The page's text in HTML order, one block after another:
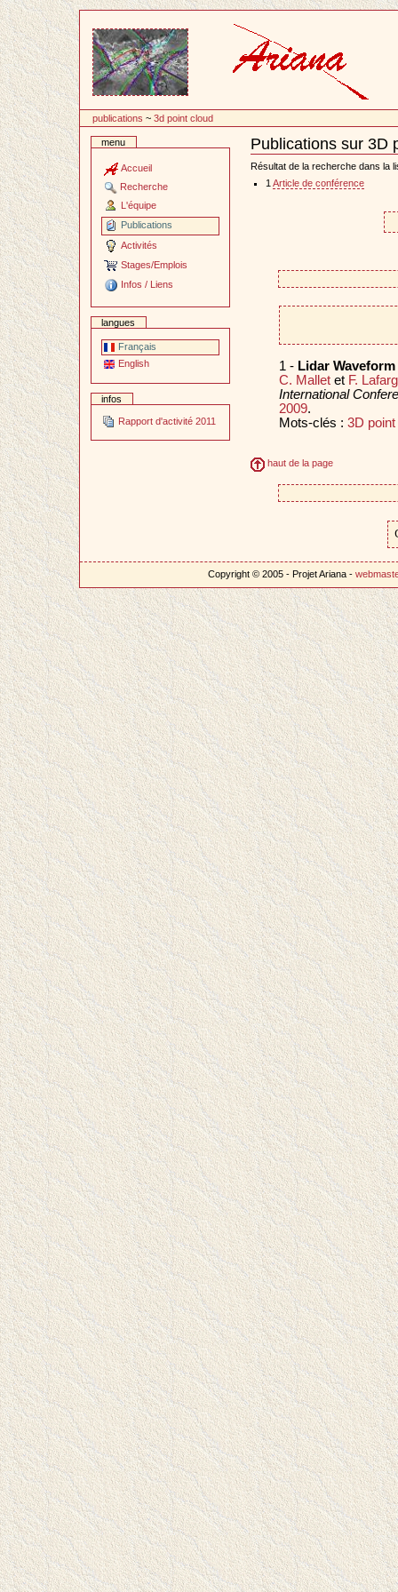
contenu
publications ~3d point cloud
menu
Accueil
Recherche
L'équipe
Publications
Activités
Stages/Emplois
Infos / Liens
langues
Français
English
infos
Rapport d'activité 2011
Publications sur 3D
Document
Actions
Résultat de la recherche dans la
1 Article de conférence
1 - Lidar
C. Malletet F.
International
2009.
Mots-clés : 3D
haut de la page
Copyright © 2005 - Projet Ariana -